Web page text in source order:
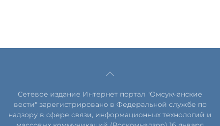
Сетевое издание Интернет портал "Омсукчанские
вести" зарегистрировано в Федеральной службе по
надзору в сфере связи, информационных технологий и